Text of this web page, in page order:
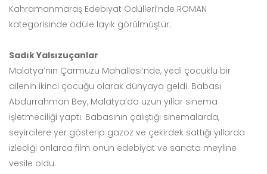
Kahramanmaraş Edebiyat Ödülleri’nde ROMAN
kategorisinde ödüle layık görülmüştür.
Sadık Yalsızuçanlar
Malatya’nın Çarmuzu Mahallesi’nde, yedi çocuklu bir
ailenin ikinci çocuğu olarak dünyaya geldi. Babası
Abdurrahman Bey, Malatya’da uzun yıllar sinema
işletmeciliği yaptı. Babasının çalıştığı sinemalarda,
seyircilere yer gösterip gazoz ve çekirdek sattığı yıllarda
izlediği onlarca film onun edebiyat ve sanata meyline
vesile oldu.